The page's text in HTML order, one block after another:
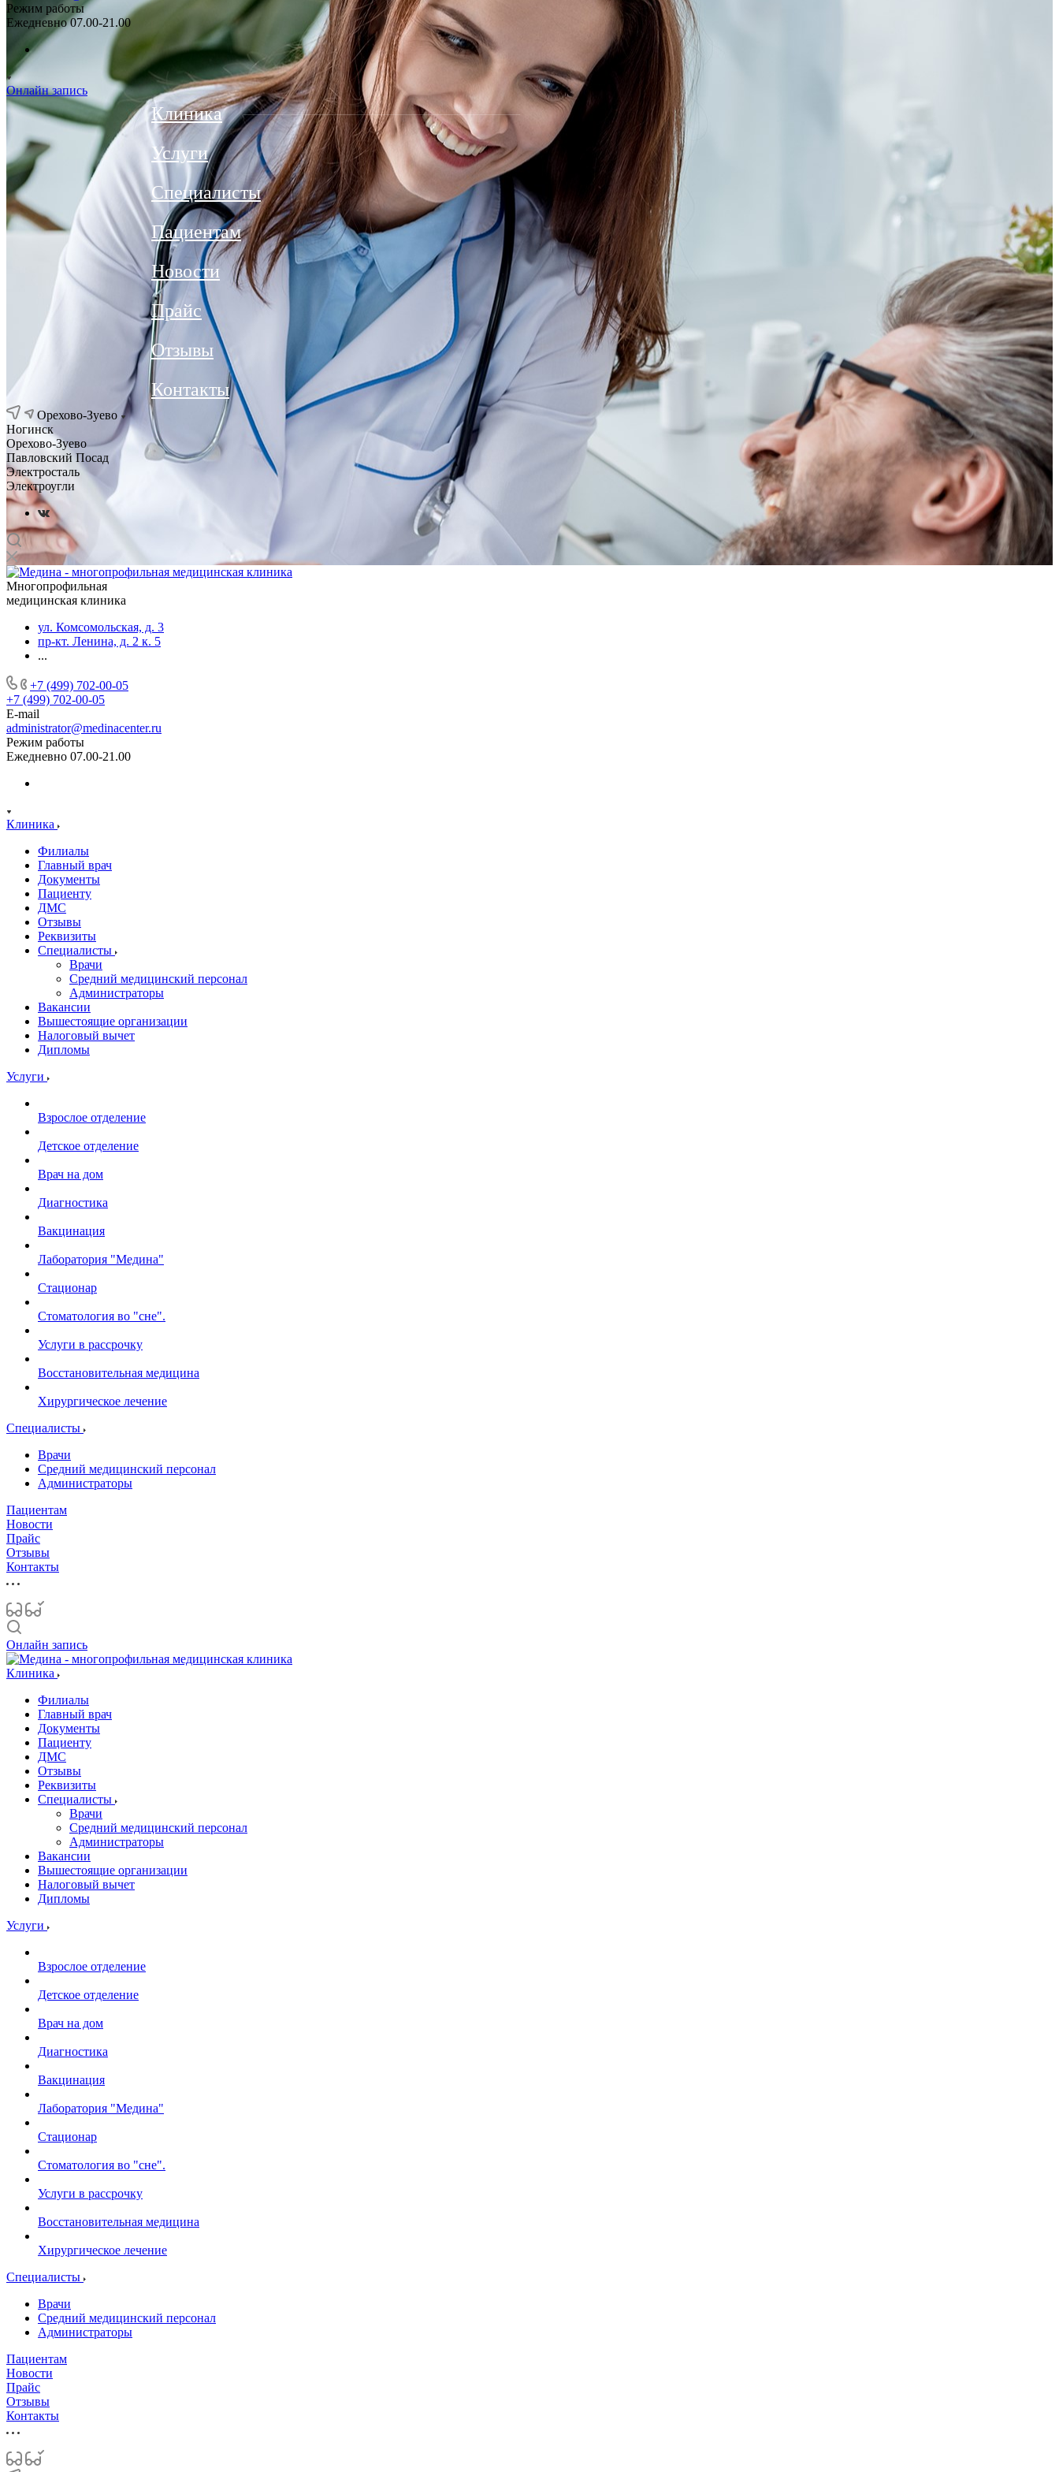
Режим работы
Ежедневно 07.00-21.00
Онлайн запись
Клиника
Услуги
Специалисты
Пациентам
Новости
Прайс
Отзывы
Контакты
Орехово-Зуево
Ногинск
Орехово-Зуево
Павловский Посад
Электросталь
Электроугли
Многопрофильная
медицинская клиника
ул. Комсомольская, д. 3
пр-кт. Ленина, д. 2 к. 5
...
+7 (499) 702-00-05
+7 (499) 702-00-05
E-mail
administrator@medinacenter.ru
Режим работы
Ежедневно 07.00-21.00
Клиника
Филиалы
Главный врач
Документы
Пациенту
ДМС
Отзывы
Реквизиты
Специалисты
Врачи
Средний медицинский персонал
Администраторы
Вакансии
Вышестоящие организации
Налоговый вычет
Дипломы
Услуги
Взрослое отделение
Детское отделение
Врач на дом
Диагностика
Вакцинация
Лаборатория "Медина"
Стационар
Стоматология во "сне".
Услуги в рассрочку
Восстановительная медицина
Хирургическое лечение
Специалисты
Врачи
Средний медицинский персонал
Администраторы
Пациентам
Новости
Прайс
Отзывы
Контакты
Онлайн запись
Клиника
Филиалы
Главный врач
Документы
Пациенту
ДМС
Отзывы
Реквизиты
Специалисты
Врачи
Средний медицинский персонал
Администраторы
Вакансии
Вышестоящие организации
Налоговый вычет
Дипломы
Услуги
Взрослое отделение
Детское отделение
Врач на дом
Диагностика
Вакцинация
Лаборатория "Медина"
Стационар
Стоматология во "сне".
Услуги в рассрочку
Восстановительная медицина
Хирургическое лечение
Специалисты
Врачи
Средний медицинский персонал
Администраторы
Пациентам
Новости
Прайс
Отзывы
Контакты